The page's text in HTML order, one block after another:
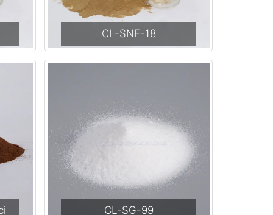
CL-SNF-18
CL-SG-99